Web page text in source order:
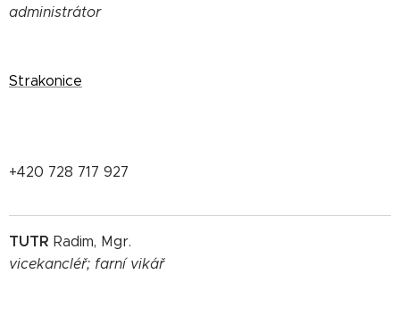
administrátor
Strakonice
+420 728 717 927
TUTR Radim, Mgr.
vicekancléř; farní vikář